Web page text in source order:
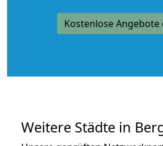
Kostenlose Angebote
Weitere Städte in